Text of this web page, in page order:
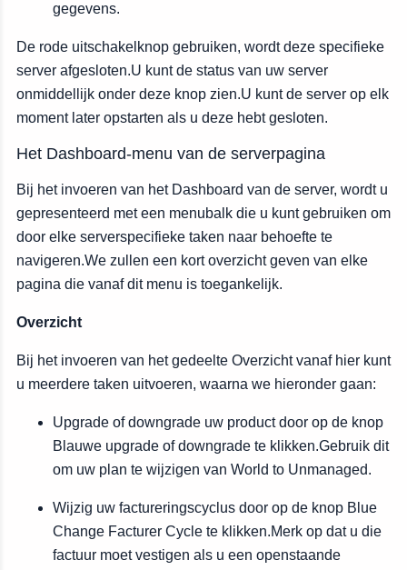
gegevens.
De rode uitschakelknop gebruiken, wordt deze specifieke
server afgesloten.U kunt de status van uw server
onmiddellijk onder deze knop zien.U kunt de server op elk
moment later opstarten als u deze hebt gesloten.
Het Dashboard-menu van de serverpagina
Bij het invoeren van het Dashboard van de server, wordt u
gepresenteerd met een menubalk die u kunt gebruiken om
door elke serverspecifieke taken naar behoefte te
navigeren.We zullen een kort overzicht geven van elke
pagina die vanaf dit menu is toegankelijk.
Overzicht
Bij het invoeren van het gedeelte Overzicht vanaf hier kunt
u meerdere taken uitvoeren, waarna we hieronder gaan:
Upgrade of downgrade uw product door op de knop
Blauwe upgrade of downgrade te klikken.Gebruik dit
om uw plan te wijzigen van World to Unmanaged.
Wijzig uw factureringscyclus door op de knop Blue
Change Facturer Cycle te klikken.Merk op dat u die
factuur moet vestigen als u een openstaande